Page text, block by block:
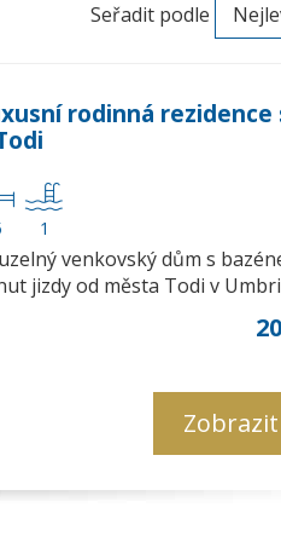
Seřadit podle
rodinná rezidence
1
venkovský dům s
jizdy od města Todi v